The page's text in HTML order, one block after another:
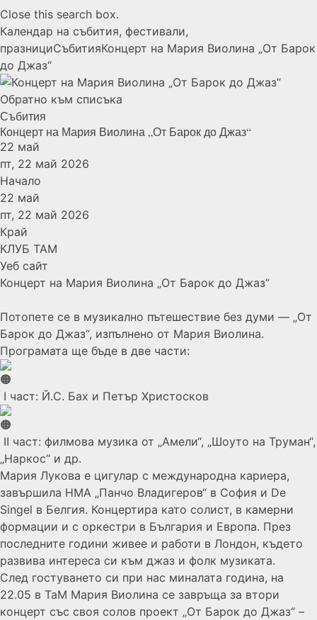
Close this search box.
Календар на събития, фестивали,
празнициСъбитияКонцерт на Мария Виолина „От Барок
до Джаз“
Обратно към списъка
Събития
Концерт на Мария Виолина „От Барок до Джаз“
22 май
пт, 22 май 2026
Начало
22 май
пт, 22 май 2026
Край
КЛУБ ТАМ
Уеб сайт
Концерт на Мария Виолина „От Барок до Джаз“
Потопете се в музикално пътешествие без думи — „От
Барок до Джаз“, изпълнено от Мария Виолина.
Програмата ще бъде в две части:
I част: Й.С. Бах и Петър Христосков
II част: филмова музика от „Амели“, „Шоуто на Труман“,
„Наркос“ и др.
Мария Лукова е цигулар с международна кариера,
завършила НМА „Панчо Владигеров“ в София и De
Singel в Белгия. Концертира като солист, в камерни
формации и с оркестри в България и Европа. През
последните години живее и работи в Лондон, където
развива интереса си към джаз и фолк музиката.
След гостуването си при нас миналата година, на
22.05 в TaM Мария Виолина се завръща за втори
концерт със своя солов проект „От Барок до Джаз“ –